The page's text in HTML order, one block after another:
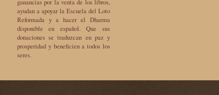
ganancias por la venta de los libros,
ayudan a apoyar la Escuela del Loto
Reformada y a hacer el Dharma
disponible en español. Que sus
donaciones se traduzcan en paz y
prosperidad y beneficien a todos los
seres.